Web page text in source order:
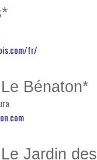
fr/
Bénaton*
Jardin des